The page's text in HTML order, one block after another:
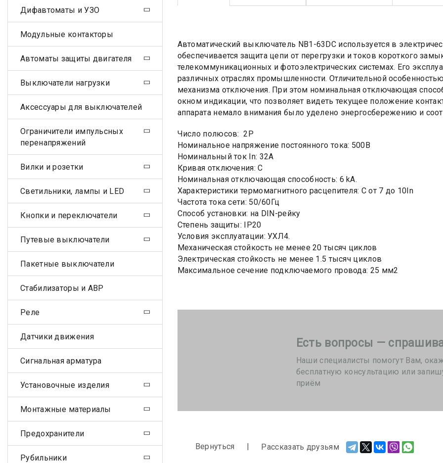
Автоматический выключатель NB1-63DC используется в
обеспечивается защита цепи от перегрузки и токов короткого
телекоммуникационных и фотоэлектрических системах. Его
различных отраслях промышленности. Отличительной
механизма отключения. При этом номинальная отключающая
окном индикации, что позволяет видеть текущее положение
аппарата немало внимания было уделено энергосбережению и
Число полюсов: 2Р
Номинальное напряжение постоянного тока: 500В
Номинальный ток In: 32А
Кривая отключения: C
Номинальная отключающая способность: 6 kA.
Характеристики термомагнитного расцепителя: C от 7 до 10In
Частота тока сети: 50/60Гц
Способ установки: на DIN-рейку
Степень защиты: IP20
Условия эксплуатации: УХЛ4.
Механическая стойкость не менее 20 тысяч циклов
Электрическая стойкость не менее 1.5 тысяч циклов
Максимальное сечение подключаемого провода: 25 мм2
Есть вопросы —
Наши специалисты помогут Вам,
бесплатную консультацию или
приём
Вернуться Рассказать друзьям
Дифавтоматы и УЗО
Модульные контакторы
Автоматы защиты двигателя
Выключатели нагрузки
Аксессуары для выключателей
Ограничители импульсных
перенапряжений
Вилки и розетки
Светильники, лампы и LED
Кнопки и переключатели
Путевые выключатели
Пакетные выключатели
Стабилизаторы и АВР
Реле
Датчики движения
Сигнальная арматура
Установочные изделия
Монтажные материалы
Предохранители
Рубильники